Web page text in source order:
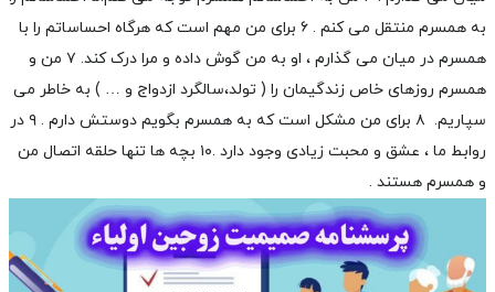
به همسرم منتقل می کنم .
۶ برای من مهم است که هرگاه احساساتم را با
همسرم در میان می گذارم ، او به من گوش داده و مرا درک کند.
۷ من و
همسرم روزهای خاص زندگیمان را ( تولد،سالگرد ازدواج و … ) به خاطر می
سپاریم. ۸ برای من مشکل است که به همسرم بگویم دوستش دارم .
۹ در
روابط ما ، عشق و محبت زیادی وجود دارد .
۱۰ بچه ها تنها حلقه اتصال من
و همسرم هستند .